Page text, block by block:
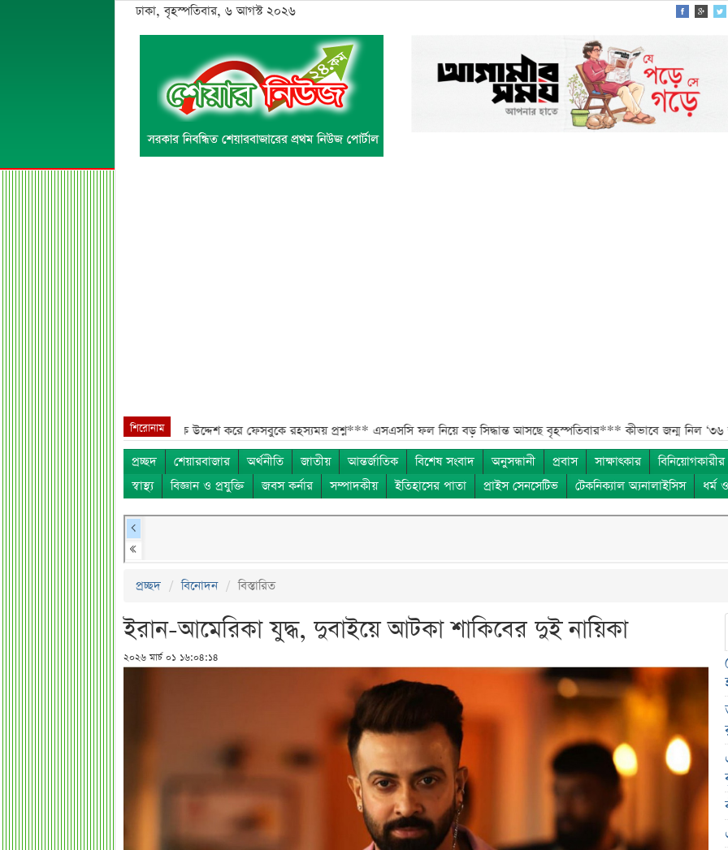
ঢাকা, বৃহস্পতিবার, ৬ আগস্ট ২০২৬
শিরোনাম
তারেক রহমানকে উদ্দেশ করে ফেসবুকে রহস্যময় প্রশ্ন*** এসএসসি ফল নিয়ে বড় সিদ্ধান্ত আসছে বৃহস্পতিবার*** কীভাবে জন্ম নিল ‘৩৬
প্রচ্ছদ
শেয়ারবাজার অর্থনীতি জাতীয় আন্তর্জাতিক বিশেষ সংবাদ অনুসন্ধানী প্রবাস সাক্ষাৎকার
স্বাস্থ্য
বিজ্ঞান ও প্রযুক্তি জবস কর্নার সম্পাদকীয় ইতিহাসের পাতা প্রাইস সেনসেটিভ টেকনিক্যাল অ্যনালাইসিস ধর্ম
প্রচ্ছদ বিনোদন বিস্তারিত
ইরান-আমেরিকা যুদ্ধ, দুবাইয়ে আটকা শাকিবের দুই নায়িকা
২০২৬ মার্চ ০১ ১৬:০৪:১৪